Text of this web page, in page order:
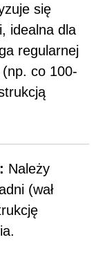
się
idealna dla
regularnej
co 100-
Należy
(wał